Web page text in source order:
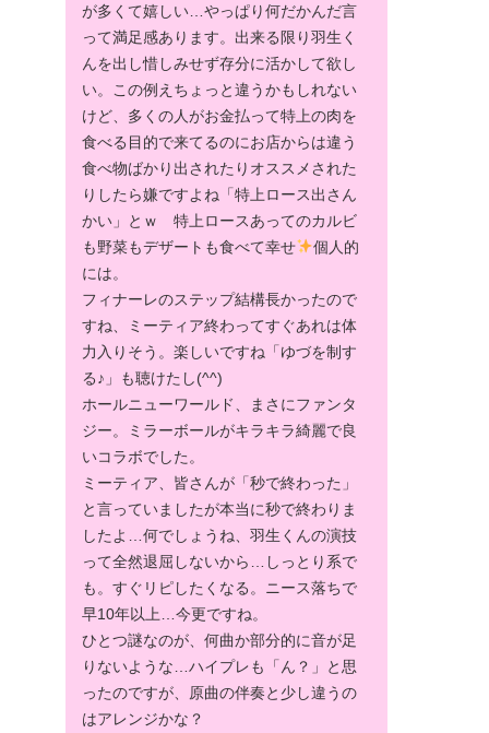
が多くて嬉しい…やっぱり何だかんだ言
って満足感あります。出来る限り羽生く
んを出し惜しみせず存分に活かして欲し
い。この例えちょっと違うかもしれない
けど、多くの人がお金払って特上の肉を
食べる目的で来てるのにお店からは違う
食べ物ばかり出されたりオススメされた
りしたら嫌ですよね「特上ロース出さん
かい」とｗ 特上ロースあってのカルビ
も野菜もデザートも食べて幸せ
個人的
には。
フィナーレのステップ結構長かったので
すね、ミーティア終わってすぐあれは体
力入りそう。楽しいですね「ゆづを制す
る♪」も聴けたし(^^)
ホールニューワールド、まさにファンタ
ジー。ミラーボールがキラキラ綺麗で良
いコラボでした。
ミーティア、皆さんが「秒で終わった」
と言っていましたが本当に秒で終わりま
したよ…何でしょうね、羽生くんの演技
って全然退屈しないから…しっとり系で
も。すぐリピしたくなる。ニース落ちで
早10年以上…今更ですね。
ひとつ謎なのが、何曲か部分的に音が足
りないような…ハイプレも「ん？」と思
ったのですが、原曲の伴奏と少し違うの
はアレンジかな？